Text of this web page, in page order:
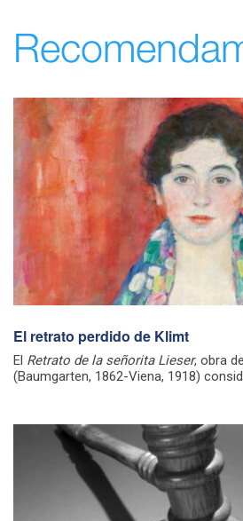
El retrato perdido de Klimt
El Retrato de la señorita Lieser, obra
(Baumgarten, 1862-Viena, 1918)​